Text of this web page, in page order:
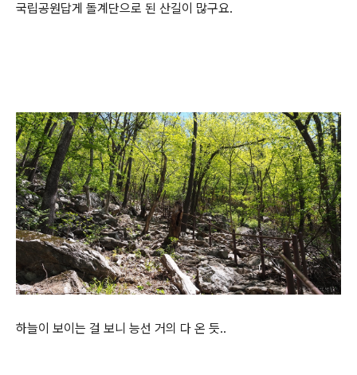
국립공원답게 돌계단으로 된 산길이 많구요.
하늘이 보이는 걸 보니 능선 거의 다 온 듯..